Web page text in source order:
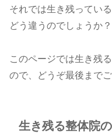
それでは生き残ってい
どう違うのでしょうか？
このページでは生き残
ので、どうぞ最後までご
生き残る整体院